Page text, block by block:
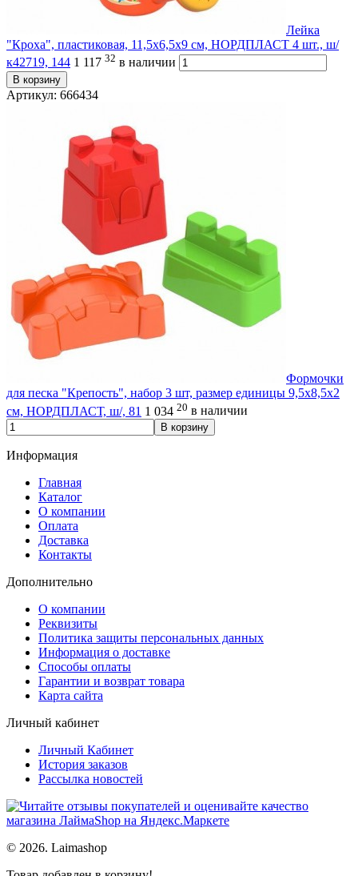
Лейка
"Кроха", пластиковая, 11,5x6,5x9 см, НОРДПЛАСТ 4 шт., ш/
к42719, 144 1 117 32 в наличии
В корзину
Артикул: 666434
Формочки
для песка "Крепость", набор 3 шт, размер единицы 9,5x8,5x2
см, НОРДПЛАСТ, ш/, 81 1 034 20 в наличии
В корзину
Информация
Главная
Каталог
О компании
Оплата
Доставка
Контакты
Дополнительно
О компании
Реквизиты
Политика защиты персональных данных
Информация о доставке
Способы оплаты
Гарантии и возврат товара
Карта сайта
Личный кабинет
Личный Кабинет
История заказов
Рассылка новостей
© 2026. Laimashop